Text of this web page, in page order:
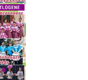
comunicatul de
News